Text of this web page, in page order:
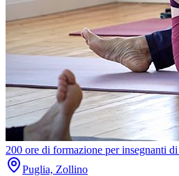
200 ore di formazione per insegnanti
Puglia, Zollino